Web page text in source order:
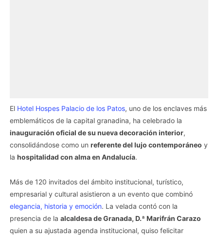
El Hotel Hospes Palacio de los Patos, uno de los enclaves más
emblemáticos de la capital granadina, ha celebrado la
inauguración oficial de su nueva decoración interior,
consolidándose como un referente del lujo contemporáneo y
la hospitalidad con alma en Andalucía.
Más de 120 invitados del ámbito institucional, turístico,
empresarial y cultural asistieron a un evento que combinó
elegancia, historia y emoción. La velada contó con la
presencia de la alcaldesa de Granada, D.ª Marifrán Carazo
quien a su ajustada agenda institucional, quiso felicitar